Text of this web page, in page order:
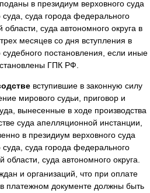
в президиум верховного суда
суда, суда города федерального
суда автономного округа в
месяцев со дня вступления в
постановления, если иные
ГПК РФ.
вступившие в законную силу
мирового судьи, приговор и
вынесенные в ходе производства
суда апелляционной инстанции,
в президиум верховного суда
суда, суда города федерального
суда автономного округа.
и организаций, что при оплате
платежном документе должны быть